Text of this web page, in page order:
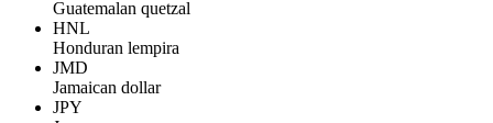
Guatemalan quetzal
HNL
Honduran lempira
JMD
Jamaican dollar
JPY